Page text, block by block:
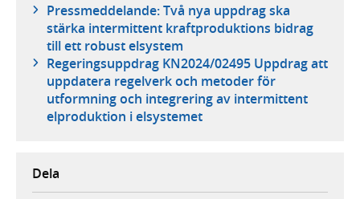
Pressmeddelande: Två nya uppdrag ska
stärka intermittent kraftproduktions bidrag
till ett robust elsystem
Regeringsuppdrag KN2024/02495 Uppdrag att
uppdatera regelverk och metoder för
utformning och integrering av intermittent
elproduktion i elsystemet
Dela